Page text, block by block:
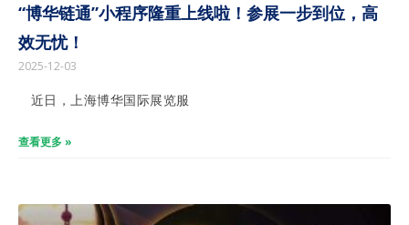
“博华链通”小程序隆重上线啦！参展一步到位，高
效无忧！
2025-12-03
近日，上海博华国际展览服
查看更多 »